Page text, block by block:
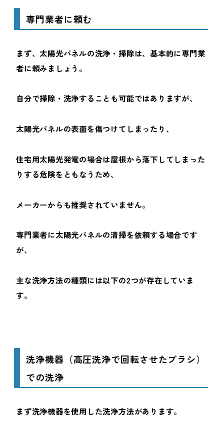
専門業者に頼む
まず、太陽光パネルの洗浄・掃除は、基本的に専門業
者に頼みましょう。
自分で掃除・洗浄することも可能ではありますが、
太陽光パネルの表面を傷つけてしまったり、
住宅用太陽光発電の場合は屋根から落下してしまった
りする危険をともなうため、
メーカーからも推奨されていません。
専門業者に太陽光パネルの清掃を依頼する場合です
が、
主な洗浄方法の種類には以下の2つが存在していま
す。
洗浄機器（高圧洗浄で回転させたブラシ）
での洗浄
まず洗浄機器を使用した洗浄方法があります。